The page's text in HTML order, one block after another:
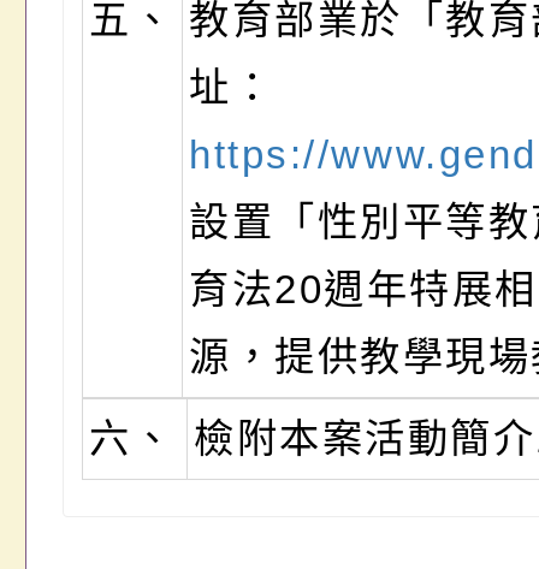
五、
教育部業於「教
址：
https://
設置「性別平等
育法20週年特展
源，提供教學現
六、
檢附本案活動簡